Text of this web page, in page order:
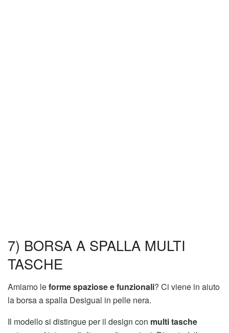
7) BORSA A SPALLA MULTI
TASCHE
Amiamo leforme spaziose e funzionali? Ci viene in aiuto
la borsa a spalla Desigual in pelle nera.
Il modello si distingue per il design con multi tasche